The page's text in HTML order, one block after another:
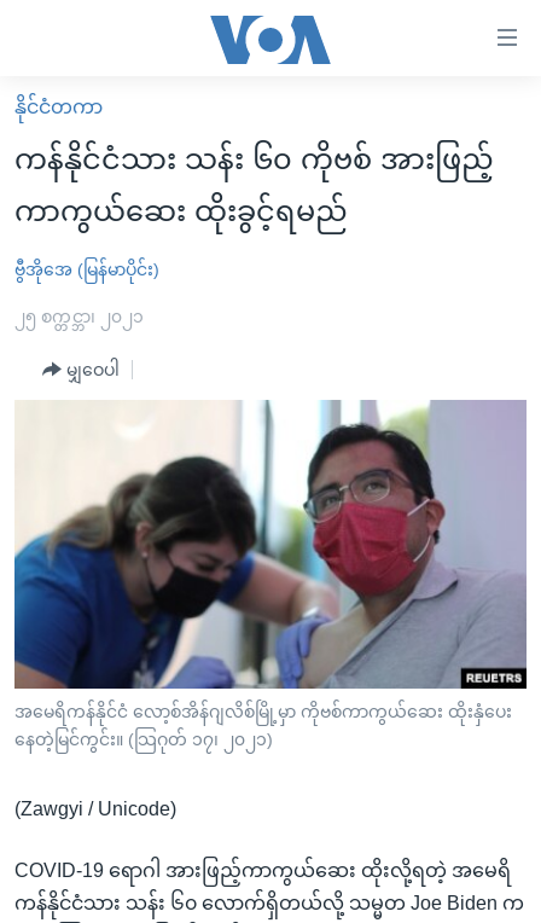
လွယ်ကူ
စေ
များ
ပင်မ
အ
ညွန်း
စာမျက်နှာ
ကျော်
ကြည့်
ရန်
ရန်
သို့
ကျော်
မူလစာမျက်နှာ
မြန်မာ
ကမ္ဘာ့သတင်းများ
နိုင်ငံတကာ
အစ္စရေး-ပါလက်စတိုင်း
ဗွီဒီယို
အင်္ဂလိပ်စာလေ့လာမယ်
မကြေးမုံရဲ့ အင်္ဂလိပ်စာ
ရုပ်ရှင်ထဲက အင်္ဂလိပ်စာ
သုတပဒေသာ အင်္ဂလိပ်စာ
အပတ်စဉ်ကဏ္ဍများ
တီဗွီ
ရေဒီယိုနှင့်ရုပ်သံ အချက်အလက်များ
ရေဒီယို/တီဗွီအစီအစဉ်
Learning English
ဗွီအိုအေ လူမှုကွန်ယက်များ
နိုင်ငံတကာ
ကန်နိုင်ငံသား သန်း ၆၀ ကိုဗစ် အားဖြည့်
ကာကွယ်ဆေး ထိုးခွင့်ရမည်
ဗွီအိုအေ (မြန်မာပိုင်း)
၂၅ စက္တင္ဘာ၊ ၂၀၂၁
မျှဝေပါ
အမေရိကန်နိုင်ငံ လော့စ်အိန်ဂျလိစ်မြို့မှာ ကိုဗစ်ကာကွယ်ဆေး ထိုးနှံပေး
နေတဲ့မြင်ကွင်း။ (သြဂုတ် ၁၇၊ ၂၀၂၁)
(Zawgyi / Unicode)
COVID-19 ရောဂါ အားဖြည့်ကာကွယ်ဆေး ထိုးလို့ရတဲ့ အမေရိ
ကန်နိုင်ငံသား သန်း ၆၀ လောက်ရှိတယ်လို့ သမ္မတ Joe Biden က